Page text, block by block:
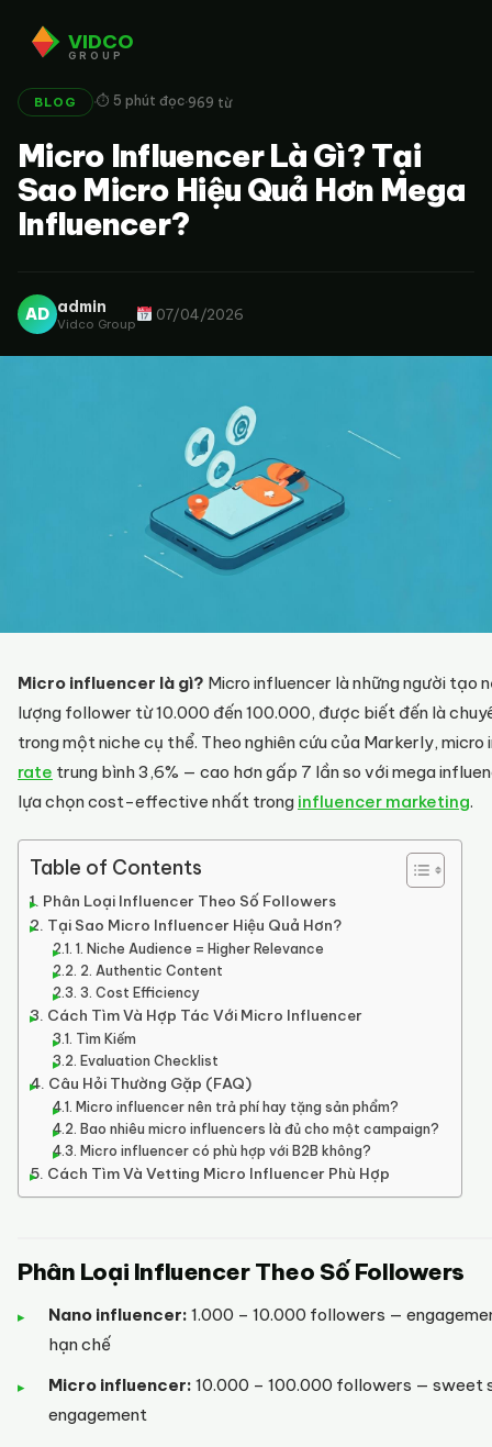
VIDCO
GROUP
BLOG ·⏱ 5 phút đọc·969 từ
Micro Influencer Là Gì? Tại
Sao Micro Hiệu Quả Hơn Mega
Influencer?
AD admin
Vidco Group
07/04/2026
Micro influencer là gì? Micro influencer là những người tạo
lượng follower từ 10.000 đến 100.000, được biết đến là
trong một niche cụ thể. Theo nghiên cứu của Markerly,
rate trung bình 3,6% — cao hơn gấp 7 lần so với mega
lựa chọn cost-effective nhất trong influencer marketing.
Table of Contents
Phân Loại Influencer Theo Số Followers
Tại Sao Micro Influencer Hiệu Quả Hơn?
1. Niche Audience = Higher Relevance
2. Authentic Content
3. Cost Efficiency
Cách Tìm Và Hợp Tác Với Micro Influencer
Tìm Kiếm
Evaluation Checklist
Câu Hỏi Thường Gặp (FAQ)
Micro influencer nên trả phí hay tặng sản phẩm?
Bao nhiêu micro influencers là đủ cho một campaign?
Micro influencer có phù hợp với B2B không?
Cách Tìm Và Vetting Micro Influencer Phù Hợp
Phân Loại Influencer Theo Số Followers
Nano influencer: 1.000 – 10.000 followers —
hạn chế
Micro influencer: 10.000 – 100.000 followers — sweet
engagement